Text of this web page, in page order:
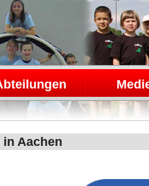
Aachen